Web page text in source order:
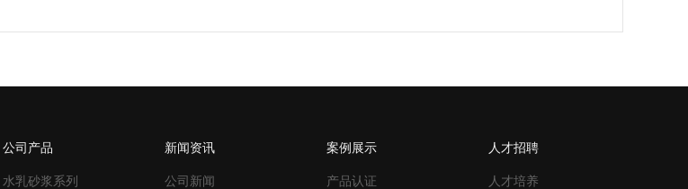
公司产品
水乳砂浆系列
新闻资讯
公司新闻
案例展示
产品认证
人才招聘
人才培养